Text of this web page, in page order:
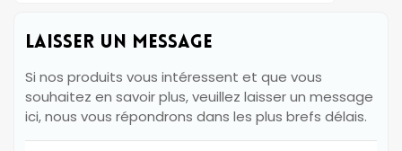
LAISSER UN MESSAGE
Si nos produits vous intéressent et que vous
souhaitez en savoir plus, veuillez laisser un message
ici, nous vous répondrons dans les plus brefs délais.